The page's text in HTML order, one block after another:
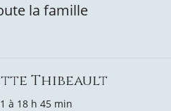
la famille
Thibeault
à 18 h 45 min